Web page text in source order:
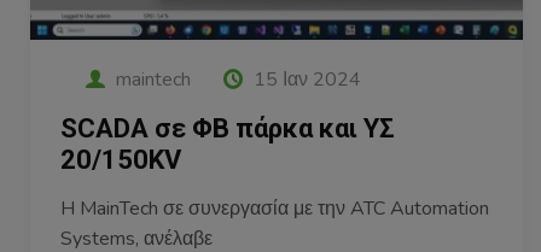
maintech 13 Δεκ 2023
Ολοκληρωση κατασκευής Έργων
40ΜW
Ολοκληρώνονται οι εργασίες κατασκευής
Φωτοβολταϊκών Έργων, τα οποία συνδέονται είτε